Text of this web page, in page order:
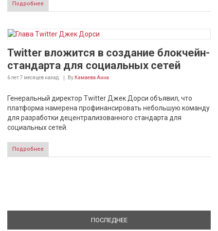
Подробнее
Twitter вложится в создание блокчейн-
стандарта для социальных сетей
6 лет 7 месяцев назад By Камаева Анна
Генеральный директор Twitter Джек Дорси объявил, что
платформа намерена профинансировать небольшую команду
для разработки децентрализованного стандарта для
социальных сетей.
Подробнее
ПОСЛЕДНЕЕ(АКТИВНАЯ ВКЛАДКА)